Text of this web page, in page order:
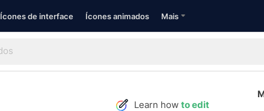
Ícones de interface Ícones animados Mais
Learn how to edit